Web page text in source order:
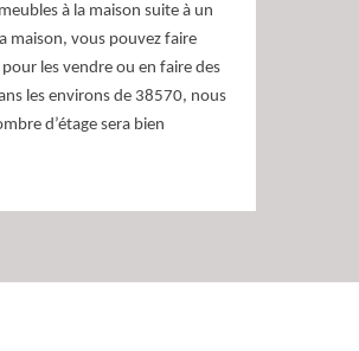
à la maison suite à un
maison, vous pouvez faire
les vendre ou en faire des
les environs de 38570, nous
d’étage sera bien